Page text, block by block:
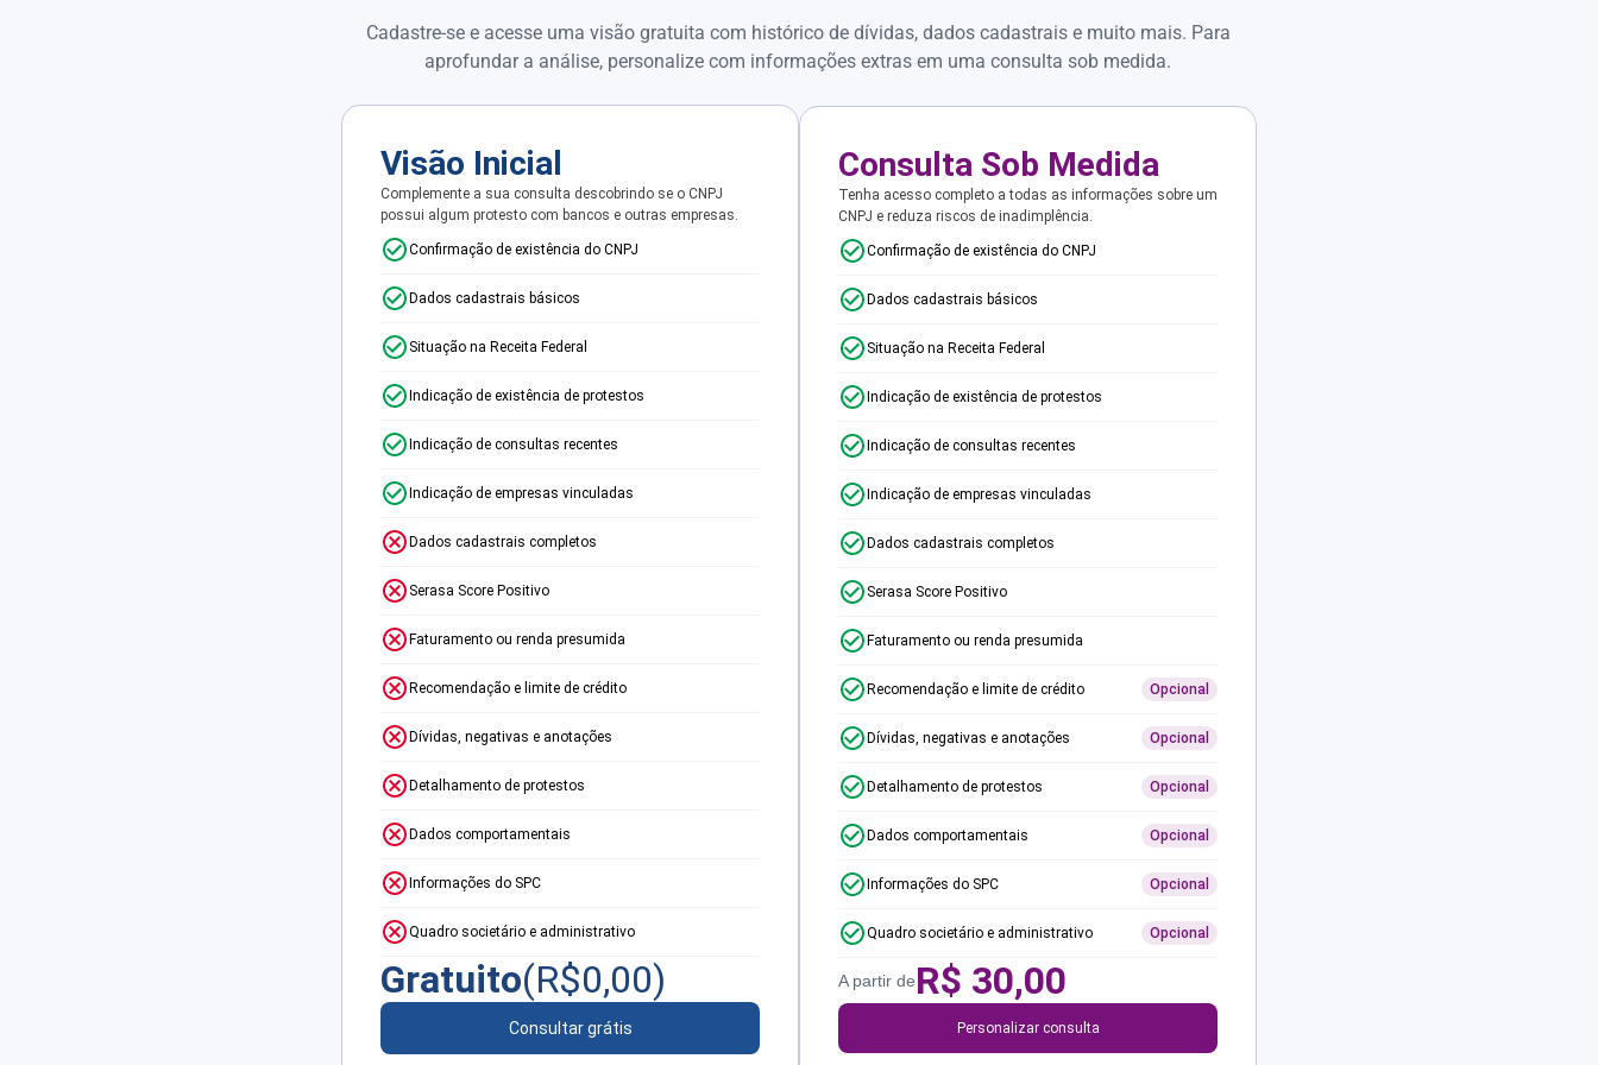
Cadastre-se e acesse uma visão gratuita com histórico de dívidas, dados cadastrais e muito mais. Para
aprofundar a análise, personalize com informações extras em uma consulta sob medida.
Visão Inicial
Complemente a sua consulta descobrindo se o CNPJ
possui algum protesto com bancos e outras empresas.
Confirmação de existência do CNPJ
Dados cadastrais básicos
Situação na Receita Federal
Indicação de existência de protestos
Indicação de consultas recentes
Indicação de empresas vinculadas
Dados cadastrais completos
Serasa Score Positivo
Faturamento ou renda presumida
Recomendação e limite de crédito
Dívidas, negativas e anotações
Detalhamento de protestos
Dados comportamentais
Informações do SPC
Quadro societário e administrativo
Gratuito(R$0,00)
Consultar grátis
Consulta Sob Medida
Tenha acesso completo a todas as informações sobre um
CNPJ e reduza riscos de inadimplência.
Confirmação de existência do CNPJ
Dados cadastrais básicos
Situação na Receita Federal
Indicação de existência de protestos
Indicação de consultas recentes
Indicação de empresas vinculadas
Dados cadastrais completos
Serasa Score Positivo
Faturamento ou renda presumida
Recomendação e limite de crédito Opcional
Dívidas, negativas e anotações Opcional
Detalhamento de protestos Opcional
Dados comportamentais Opcional
Informações do SPC Opcional
Quadro societário e administrativo Opcional
A partir deR$ 30,00
Personalizar consulta